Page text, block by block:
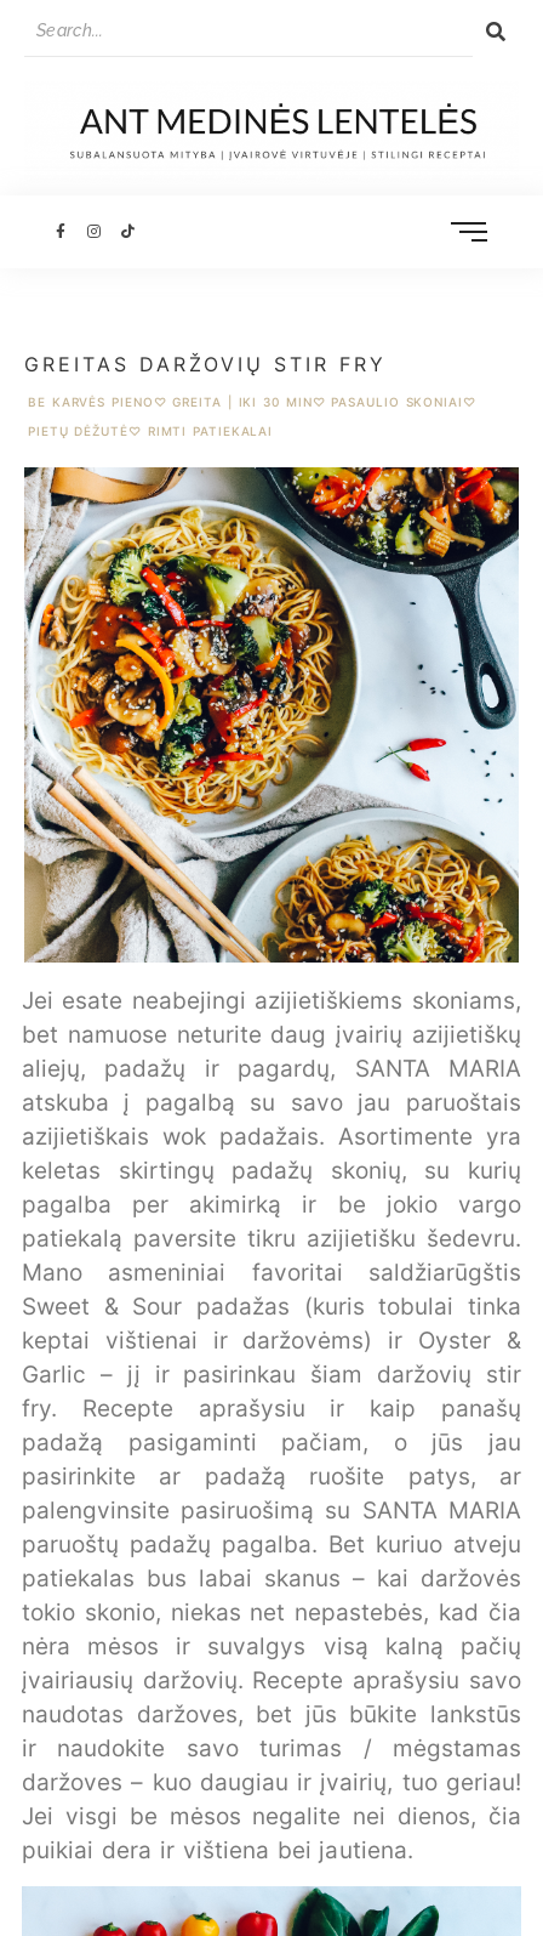
GREITAS DARŽOVIŲ STIR FRY
BE KARVĖS PIENO ♡ GREITA | IKI 30 MIN♡ PASAULIO SKONIAI ♡
PIETŲ DĖŽUTĖ♡ RIMTI PATIEKALAI
Jei esate neabejingi azijietiškiems skoniams,
bet namuose neturite daug įvairių azijietiškų
aliejų, padažų ir pagardų, SANTA MARIA
atskuba į pagalbą su savo jau paruoštais
azijietiškais wok padažais. Asortimente yra
keletas skirtingų padažų skonių, su kurių
pagalba per akimirką ir be jokio vargo
patiekalą paversite tikru azijietišku šedevru.
Mano asmeniniai favoritai saldžiarūgštis
Sweet & Sour padažas (kuris tobulai tinka
keptai vištienai ir daržovėms) ir Oyster &
Garlic – jį ir pasirinkau šiam daržovių stir
fry. Recepte aprašysiu ir kaip panašų
padažą pasigaminti pačiam, o jūs jau
pasirinkite ar padažą ruošite patys, ar
palengvinsite pasiruošimą su SANTA MARIA
paruoštų padažų pagalba. Bet kuriuo atveju
patiekalas bus labai skanus – kai daržovės
tokio skonio, niekas net nepastebės, kad čia
nėra mėsos ir suvalgys visą kalną pačių
įvairiausių daržovių. Recepte aprašysiu savo
naudotas daržoves, bet jūs būkite lankstūs
ir naudokite savo turimas / mėgstamas
daržoves – kuo daugiau ir įvairių, tuo geriau!
Jei visgi be mėsos negalite nei dienos, čia
puikiai dera ir vištiena bei jautiena.